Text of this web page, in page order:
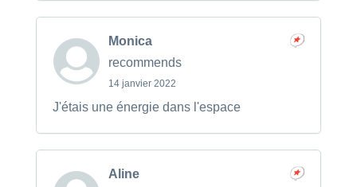
Monica
recommends
14 janvier 2022
J'étais une énergie dans l'espace
Aline